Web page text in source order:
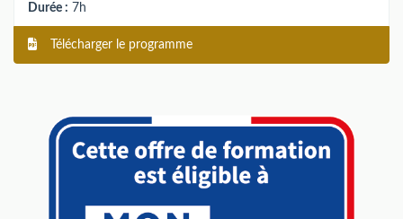
Durée : 7h
Télécharger le programme